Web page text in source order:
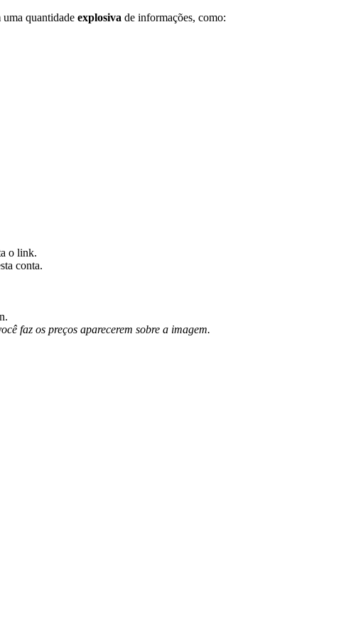
quantidade explosiva de informações, como:
o link.
conta.
faz os preços aparecerem sobre a imagem.